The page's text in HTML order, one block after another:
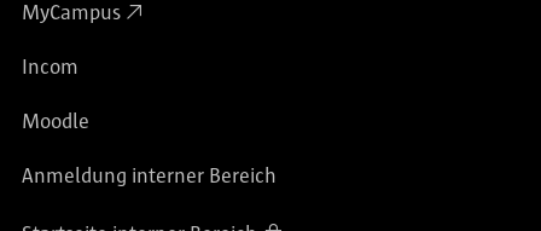
MyCampus
Incom
Moodle
Anmeldung interner Bereich